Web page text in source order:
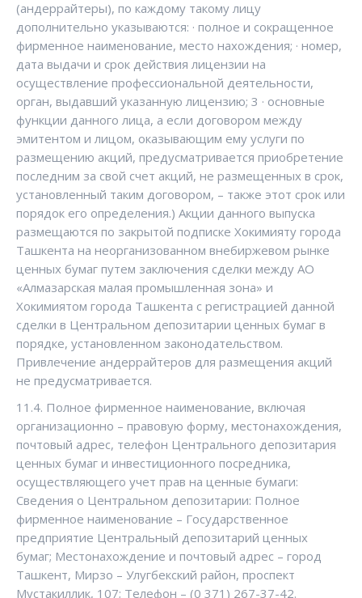
(андеррайтеры), по каждому такому лицу
дополнительно указываются: · полное и сокращенное
фирменное наименование, место нахождения; · номер,
дата выдачи и срок действия лицензии на
осуществление профессиональной деятельности,
орган, выдавший указанную лицензию; 3 · основные
функции данного лица, а если договором между
эмитентом и лицом, оказывающим ему услуги по
размещению акций, предусматривается приобретение
последним за свой счет акций, не размещенных в срок,
установленный таким договором, – также этот срок или
порядок его определения.) Акции данного выпуска
размещаются по закрытой подписке Хокимияту города
Ташкента на неорганизованном внебиржевом рынке
ценных бумаг путем заключения сделки между АО
«Алмазарская малая промышленная зона» и
Хокимиятом города Ташкента с регистрацией данной
сделки в Центральном депозитарии ценных бумаг в
порядке, установленном законодательством.
Привлечение андеррайтеров для размещения акций
не предусматривается.
11.4. Полное фирменное наименование, включая
организационно – правовую форму, местонахождения,
почтовый адрес, телефон Центрального депозитария
ценных бумаг и инвестиционного посредника,
осуществляющего учет прав на ценные бумаги:
Сведения о Центральном депозитарии: Полное
фирменное наименование – Государственное
предприятие Центральный депозитарий ценных
бумаг; Местонахождение и почтовый адрес – город
Ташкент, Мирзо – Улугбекский район, проспект
Мустакиллик, 107; Телефон – (0 371) 267-37-42.